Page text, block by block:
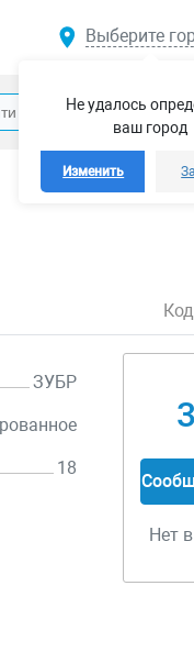
Не удалось
ваш город
Изменить
Выберите
ЗУБР
18
Нет